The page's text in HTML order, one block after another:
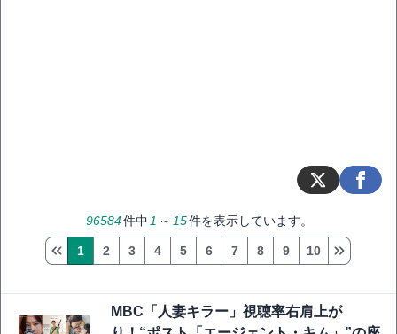
96584件中 1 ～ 15件を表示しています。
1 2 3 4 5 6 7 8 9 10
MBC「人妻キラー」視聴率右肩上が